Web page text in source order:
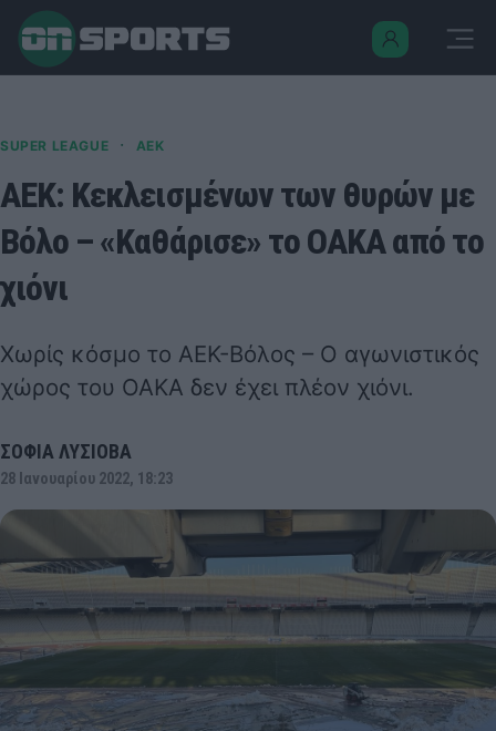
SUPER LEAGUE · ΑΕΚ
ΑΕΚ: Κεκλεισμένων των θυρών με
Βόλο – «Καθάρισε» το ΟΑΚΑ από το
χιόνι
Χωρίς κόσμο το ΑΕΚ-Βόλος – Ο αγωνιστικός
χώρος του ΟΑΚΑ δεν έχει πλέον χιόνι.
ΣΟΦΙΑ ΛΥΣΙΟΒΑ
28 Ιανουαρίου 2022, 18:23